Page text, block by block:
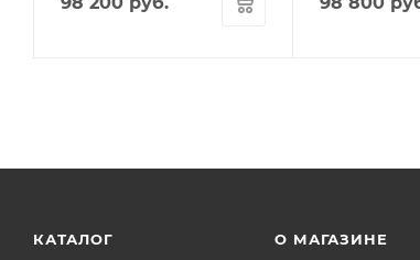
КАТАЛОГ О МАГАЗИНЕ